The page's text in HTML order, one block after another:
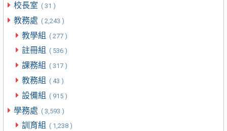
校長室 ( 31 )
教務處 ( 2,243 )
教學組 ( 277 )
註冊組 ( 536 )
課務組 ( 317 )
教務組 ( 43 )
設備組 ( 915 )
學務處 ( 3,593 )
訓育組 ( 1,238 )